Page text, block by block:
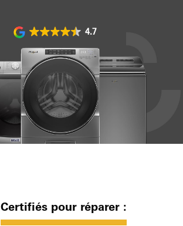
4.7
Certifiés pour réparer :